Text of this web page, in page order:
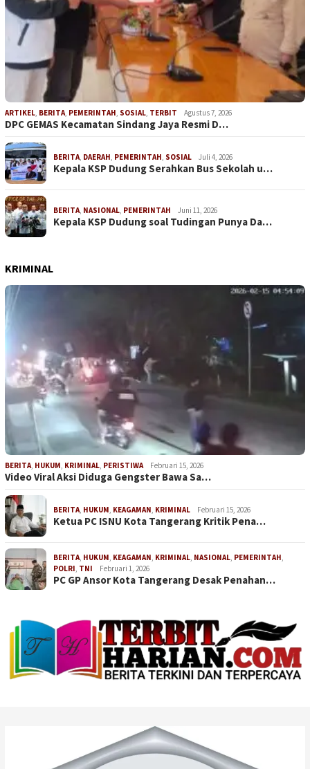
ARTIKEL, BERITA, PEMERINTAH, SOSIAL, TERBIT Agustus 7, 2026
DPC GEMAS Kecamatan Sindang Jaya Resmi D…
BERITA, DAERAH, PEMERINTAH, SOSIAL Juli 4, 2026
Kepala KSP Dudung Serahkan Bus Sekolah u…
BERITA, NASIONAL, PEMERINTAH Juni 11, 2026
Kepala KSP Dudung soal Tudingan Punya Da…
KRIMINAL
BERITA HUKUM KRIMINAL PERISTIWA Februari 15, 2026
Video Viral Aksi Diduga Gengster Bawa Sa…
BERITA HUKUM KEAGAMAN KRIMINAL Februari 15, 2026
Ketua PC ISNU Kota Tangerang Kritik Pena…
BERITA HUKUM KEAGAMAN KRIMINAL NASIONAL PEMERINTAH
POLRI TNI Februari 1, 2026
PC GP Ansor Kota Tangerang Desak Penahan…